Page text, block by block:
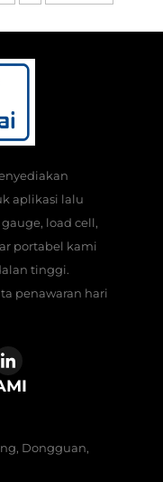
aplikasi lalu
load cell,
portabel kami
tinggi.
penawaran hari
Dongguan,